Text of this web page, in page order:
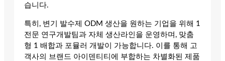
습니다.
특히, 변기 발수제 ODM 생산을 원하는 기업을 위해 1
전문 연구개발팀과 자체 생산라인을 운영하며, 맞춤
형 1 배합과 포뮬러 개발이 가능합니다. 이를 통해 고
객사의 브랜드 아이덴티티에 부합하는 차별화된 제품